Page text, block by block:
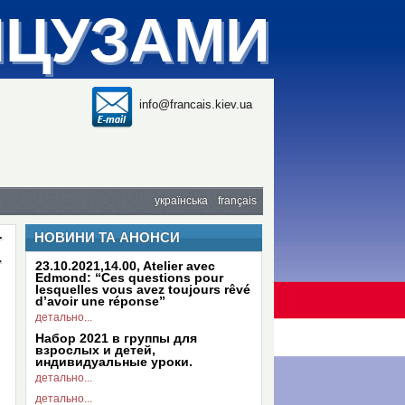
info@francais.kiev.ua
українська français
НОВИНИ ТА АНОНСИ
23.10.2021,14.00, Atelier avec
Edmond: “Ces questions pour
lesquelles vous avez toujours rêvé
d’avoir une réponse”
детально...
Набор 2021 в группы для
взрослых и детей,
индивидуальные уроки.
детально...
детально...